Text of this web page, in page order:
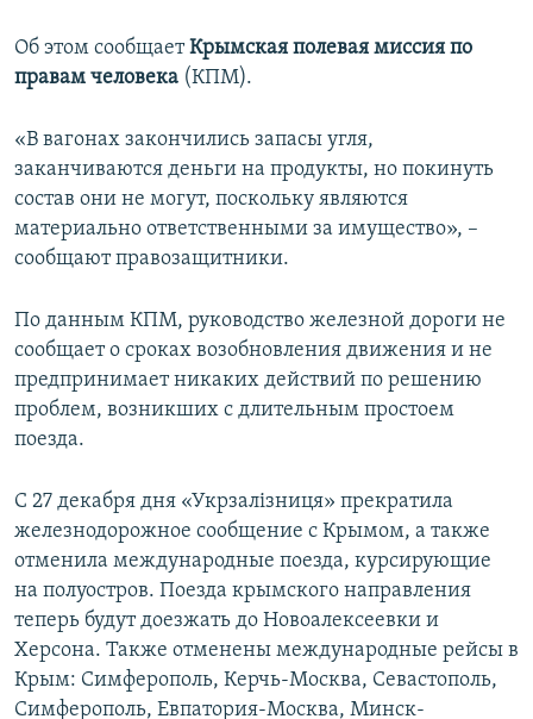
Об этом сообщаетКрымская полевая миссия по
правам человека (КПМ).
«В вагонах закончились запасы угля,
заканчиваются деньги на продукты, но покинуть
состав они не могут, поскольку являются
материально ответственными за имущество», –
сообщают правозащитники.
По данным КПМ, руководство железной дороги не
сообщает о сроках возобновления движения и не
предпринимает никаких действий по решению
проблем, возникших с длительным простоем
поезда.
С 27 декабря дня «Укрзалізниця» прекратила
железнодорожное сообщение с Крымом, а также
отменила международные поезда, курсирующие
на полуостров. Поезда крымского направления
теперь будут доезжать до Новоалексеевки и
Херсона. Также отменены международные рейсы в
Крым: Симферополь, Керчь-Москва, Севастополь,
Симферополь, Евпатория-Москва, Минск-